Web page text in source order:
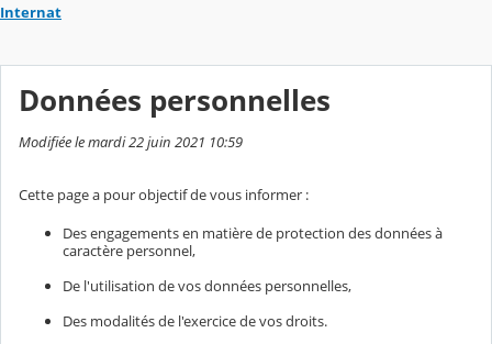
Internat
Données personnelles
Modifiée le mardi 22 juin 2021 10:59
Cette page a pour objectif de vous informer :
Des engagements en matière de protection des données à
caractère personnel,
De l'utilisation de vos données personnelles,
Des modalités de l'exercice de vos droits.